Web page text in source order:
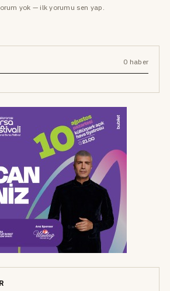
yok — ilk yorumu sen yap.
0 haber